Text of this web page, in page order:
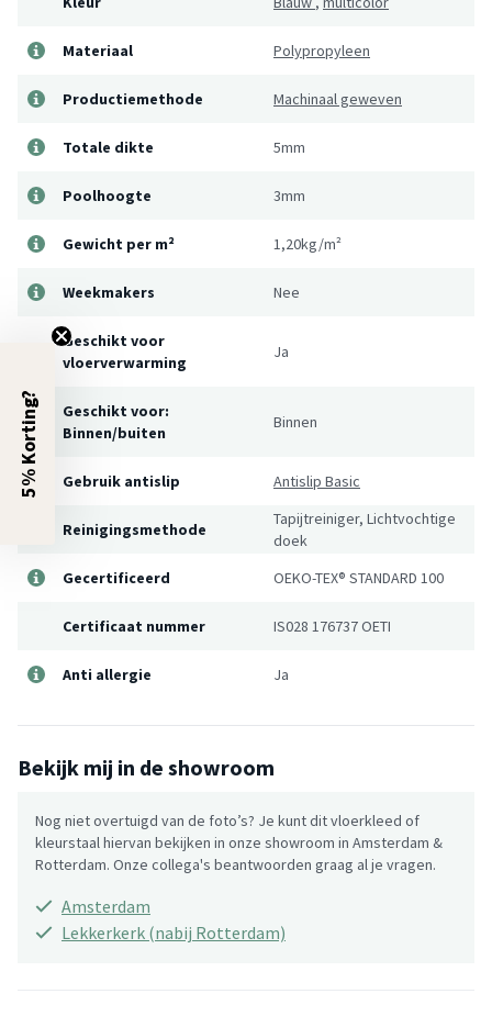
Materiaal Polypropyleen
Productiemethode Machinaal geweven
Totale dikte 5mm
Poolhoogte 3mm
Gewicht per m² 1,20kg/m²
Weekmakers Nee
Geschikt voor
vloerverwarming
Ja
Geschikt voor:
Binnen/buiten
Binnen
Gebruik antislip Antislip Basic
Reinigingsmethode
Tapijtreiniger, Lichtvochtige
doek
Gecertificeerd
OEKO-TEX® STANDARD 100
Certificaat nummer IS028 176737 OETI
Anti allergie Ja
Bekijk mij in de showroom
Nog niet overtuigd van de foto’s? Je kunt dit vloerkleed of
kleurstaal hiervan bekijken in onze showroom in Amsterdam &
Rotterdam. Onze collega's beantwoorden graag al je vragen.
Amsterdam
Lekkerkerk (nabij Rotterdam)
5% Korting?